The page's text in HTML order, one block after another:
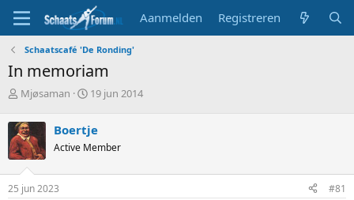
Aanmelden Registreren
Schaatscafé 'De Ronding'
In memoriam
T
p
i
c
s
t
a
Mjøsaman
S
r
t
a
19 jun 2014
Boertje
Active Member
25 jun 2023 #81